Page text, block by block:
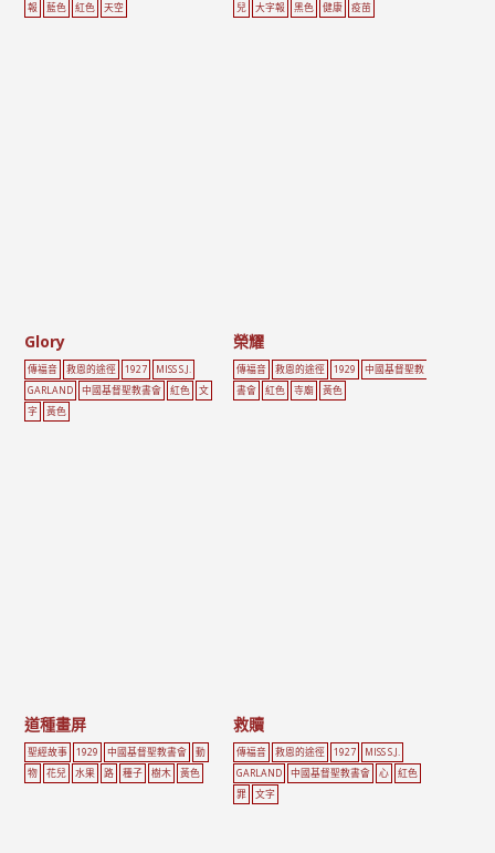
報
藍色 紅色 天空
兒
大字報 黑色 健康 疫苗
Glory
傳福音 救恩的途徑 1927
MISS S.J.
GARLAND
中國基督聖教書會 紅色
文
字
黃色
榮耀
傳福音 救恩的途徑 1929
中國基督聖教
書會
紅色 寺廟 黃色
道種畫屏
聖經故事 1929 中國基督聖教書會
動
物
花兒 水果 路 種子 樹木 黃色
救贖
傳福音 救恩的途徑 1927
MISS S.J.
GARLAND
中國基督聖教書會 心
紅色
罪
文字